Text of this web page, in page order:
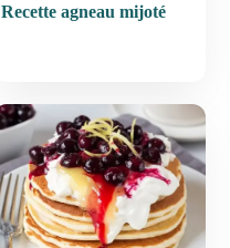
Recette agneau mijoté